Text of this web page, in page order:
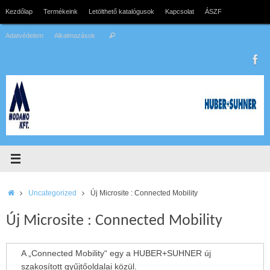
tartalomra
Kezdőlap Termékeink Letölthető katalógusok Kapcsolat ÁSZF
Adatvédelem Alkalmazások Keresés
HomeUncategorized Új Microsite : Connected Mobility
Új Microsite : Connected Mobility
A „Connected Mobility“ egy a HUBER+SUHNER új
szakosított gyűjtőoldalai közül.